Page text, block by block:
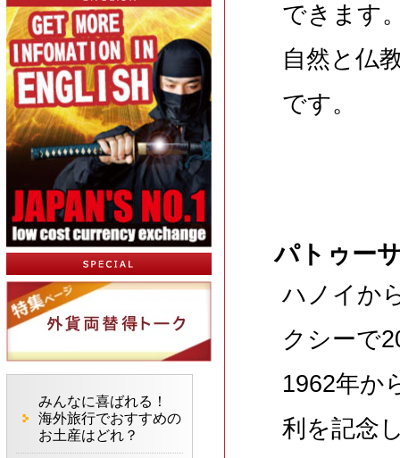
できます
自然と仏
です。
パトゥー
ハノイか
クシーで
1962年か
利を記念
みんなに喜ばれる！
海外旅行でおすすめの
お土産はどれ？